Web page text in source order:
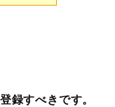
録すべきです。